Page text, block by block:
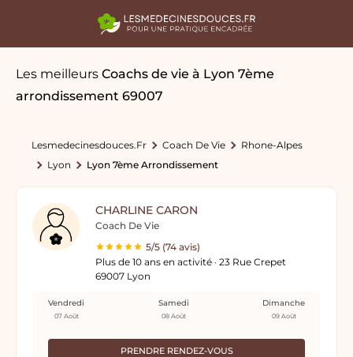
Les meilleurs Coachs de vie à Lyon 7ème
arrondissement 69007
Lesmedecinesdouces.fr Coach De Vie
Rhone-Alpes
Lyon
Lyon 7ème Arrondissement
CHARLINE CARON
Coach De Vie
5/5 (74 avis)
Plus de 10 ans en activité · 23 Rue Crepet
69007 Lyon
PRENDRE RENDEZ-VOUS
Vendredi
07 Août
Samedi
08 Août
Dimanche
09 Août